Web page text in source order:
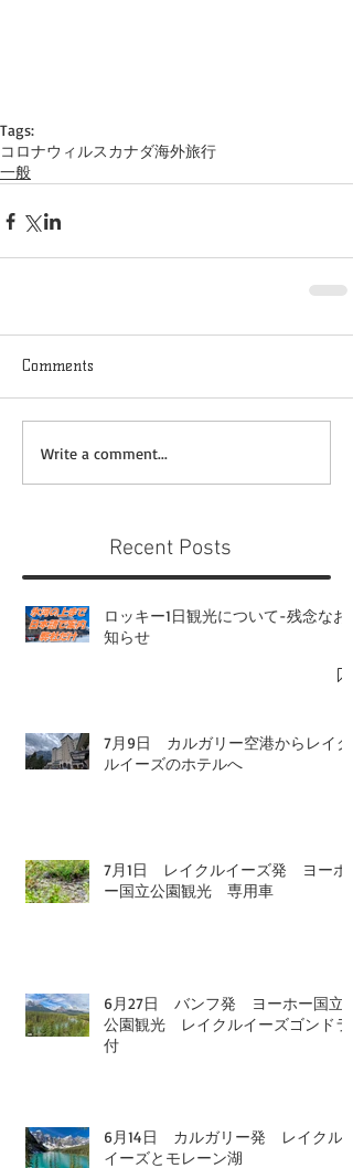
Tags:
コロナウィルスカナダ海外旅行
一般
Comments
Write a comment...
Recent Posts
ロッキー1日観光について-残念なお
知らせ
7月9日 カルガリー空港からレイク
ルイーズのホテルへ
7月1日 レイクルイーズ発 ヨーホ
ー国立公園観光 専用車
6月27日 バンフ発 ヨーホー国立
公園観光 レイクルイーズゴンドラ
付
6月14日 カルガリー発 レイクル
イーズとモレーン湖